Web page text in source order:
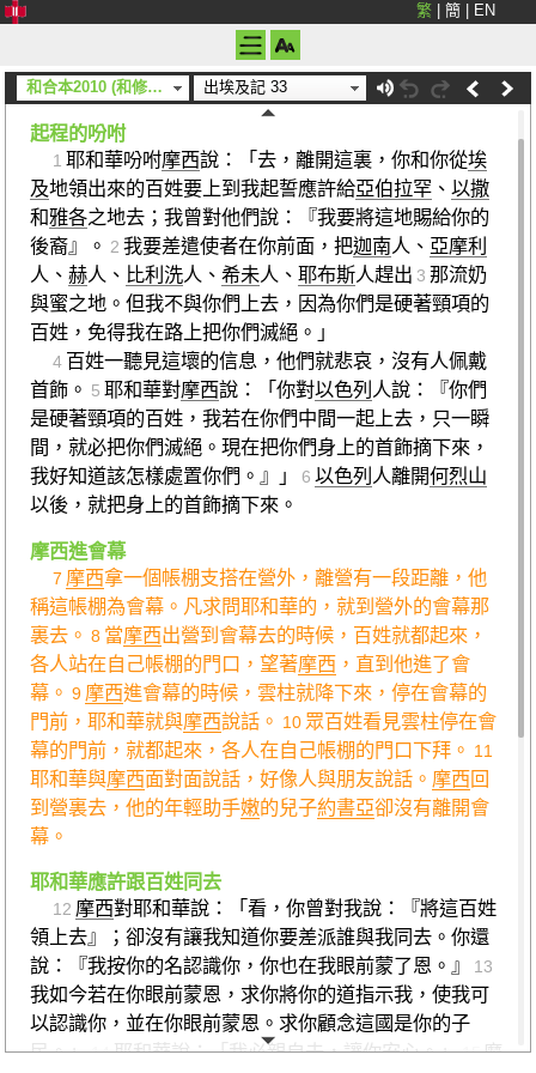
繁 簡 EN
和合本2010 (和修) (上帝) 出埃及記 33
出埃及記 33
起程的吩咐
1 耶和華吩咐摩西說：「去，離開這裏，你和你從埃
及地領出來的百姓要上到我起誓應許給亞伯拉罕 、以撒
和雅各之地去；我曾對他們說：『我要將這地賜給你的
後裔』。 2 我要差遣使者在你前面，把迦南人、 亞摩利
人、赫人、 比利洗人、希未人、耶布斯人趕出 3 那流奶
與蜜之地。但我不與你們上去，因為你們是硬著頸項的
百姓，免得我在路上把你們滅絕。」
4 百姓一聽見這壞的信息，他們就悲哀，沒有人佩戴
首飾。 5 耶和華對摩西說：「你對以色列 人說：『你們
是硬著頸項的百姓，我若在你們中間一起上去，只一瞬
間，就必把你們滅絕。現在把你們身上的首飾摘下來，
我好知道該怎樣處置你們。』」
6 以色列 人離開何烈山
以後，就把身上的首飾摘下來。
摩西進會幕
7 摩西拿一個帳棚支搭在營外，離營有一段距離，他
稱這帳棚為會幕。凡求問耶和華的，就到營外的會幕那
裏去。 8 當摩西出營到會幕去的時候，百姓就都起來，
各人站在自己帳棚的門口，望著摩西 ，直到他進了會
幕。 9 摩西進會幕的時候，雲柱就降下來，停在會幕的
門前，耶和華就與摩西說話。 10 眾百姓看見雲柱停在會
幕的門前，就都起來，各人在自己帳棚的門口下拜。 11
耶和華與摩西面對面說話，好像人與朋友說話。 摩西回
到營裏去，他的年輕助手嫩的兒子約書亞卻沒有離開會
幕。
耶和華應許跟百姓同去
12 摩西對耶和華說：「看，你曾對我說：『將這百姓
領上去』；卻沒有讓我知道你要差派誰與我同去。你還
說：『我按你的名認識你，你也在我眼前蒙了恩。』
13
我如今若在你眼前蒙恩，求你將你的道指示我，使我可
以認識你，並在你眼前蒙恩。求你顧念這國是你的子
民。」14耶和華說：「我必親自去，讓你安心。」15摩